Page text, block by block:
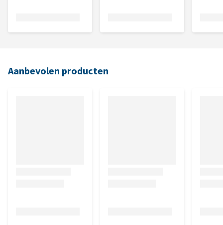
Aanbevolen producten